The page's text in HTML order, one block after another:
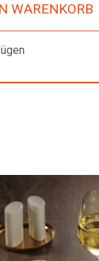
WARENKORB